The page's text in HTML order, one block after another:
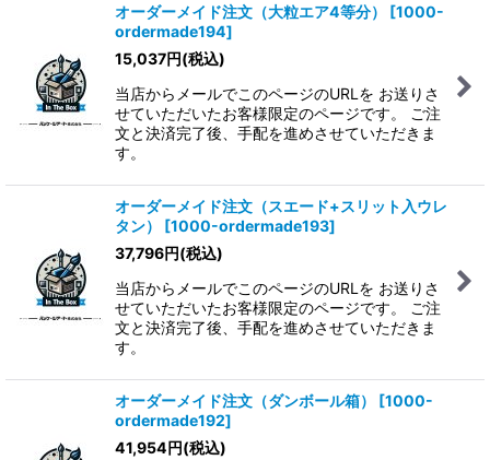
オーダーメイド注文（大粒エア4等分） [1000-
ordermade194]
15,037円(税込)
当店からメールでこのページのURLを お送りさ
せていただいたお客様限定のページです。 ご注
文と決済完了後、手配を進めさせていただきま
す。
オーダーメイド注文（スエード+スリット入ウレ
タン）
[1000-ordermade193]
37,796円(税込)
当店からメールでこのページのURLを お送りさ
せていただいたお客様限定のページです。 ご注
文と決済完了後、手配を進めさせていただきま
す。
オーダーメイド注文（ダンボール箱） [1000-
ordermade192]
41,954円(税込)